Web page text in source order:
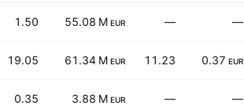
1.50 55.08 M EUR — —
19.05 61.34 M EUR 11.23 0.37 EUR
0.35 3.88 M EUR — —